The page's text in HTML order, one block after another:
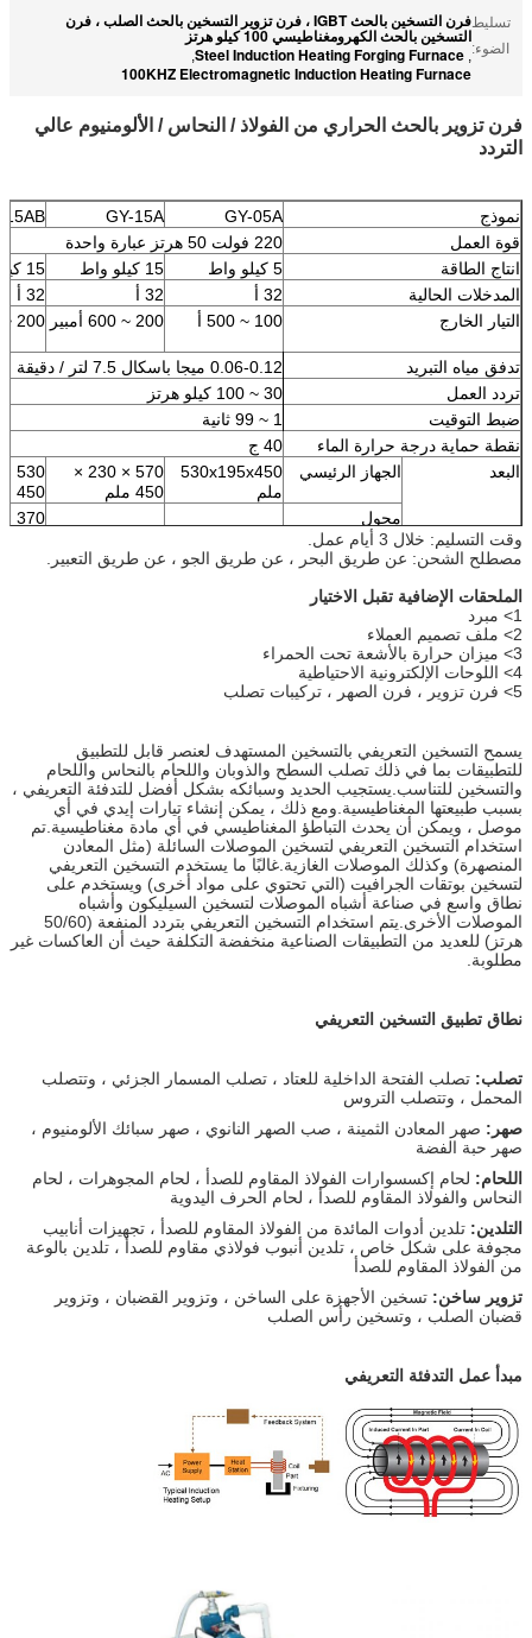
تسليط
الضوء:
فرن التسخين بالحث IGBT ، فرن تزوير التسخين بالحث الصلب ، فرن
التسخين بالحث الكهرومغناطيسي 100 كيلو هرتز
,
Steel Induction Heating Forging Furnace
,
100KHZ Electromagnetic Induction Heating Furnace
فرن تزوير بالحث الحراري من الفولاذ / النحاس / الألومنيوم عالي
التردد
نموذج GY-05A
GY-15A
15AB
قوة العمل
220 فولت 50 هرتز عبارة واحدة
انتاج الطاقة
5 كيلو واط 15 كيلو واط
15 كيلو واط
المدخلات الحالية
32 أ 32 أ
32 أ
التيار الخارج
100 ~ 500 أ 200 ~ 600 أمبير 200 ~ 600 أمبير
تدفق مياه التبريد
0.06-0.12 ميجا باسكال 7.5 لتر / دقيقة
تردد العمل
30 ~ 100 كيلو هرتز
ضبط التوقيت
1 ~ 99 ثانية
نقطة حماية درجة حرارة الماء
40 ج
البعد
الجهاز الرئيسي
530x195x450
ملم
570 × 230 ×
450 ملم
450 ملم
محول
وزن
الجهاز الرئيسي 21.5 كجم 27.5 كجم
محول
وقت التسليم: خلال 3 أيام عمل.
مصطلح الشحن: عن طريق البحر ، عن طريق الجو ، عن طريق التعبير.
الملحقات الإضافية تقبل الاختيار
1> مبرد
2> ملف تصميم العملاء
3> ميزان حرارة بالأشعة تحت الحمراء
4> اللوحات الإلكترونية الاحتياطية
5> فرن تزوير ، فرن الصهر ، تركيبات تصلب
يسمح التسخين التعريفي بالتسخين المستهدف لعنصر قابل للتطبيق
للتطبيقات بما في ذلك تصلب السطح والذوبان واللحام بالنحاس واللحام
والتسخين للتناسب.يستجيب الحديد وسبائكه بشكل أفضل للتدفئة التعريفي ،
بسبب طبيعتها المغناطيسية.ومع ذلك ، يمكن إنشاء تيارات إيدي في أي
موصل ، ويمكن أن يحدث التباطؤ المغناطيسي في أي مادة مغناطيسية.تم
استخدام التسخين التعريفي لتسخين الموصلات السائلة (مثل المعادن
المنصهرة) وكذلك الموصلات الغازية.غالبًا ما يستخدم التسخين التعريفي
لتسخين بوتقات الجرافيت (التي تحتوي على مواد أخرى) ويستخدم على
نطاق واسع في صناعة أشباه الموصلات لتسخين السيليكون وأشباه
الموصلات الأخرى.يتم استخدام التسخين التعريفي بتردد المنفعة (50/60
هرتز) للعديد من التطبيقات الصناعية منخفضة التكلفة حيث أن العاكسات غير
مطلوبة.
نطاق تطبيق التسخين التعريفي
تصلب: تصلب الفتحة الداخلية للعتاد ، تصلب المسمار الجزئي ، وتتصلب
المحمل ، وتتصلب التروس
صهر: صهر المعادن الثمينة ، صب الصهر النانوي ، صهر سبائك الألومنيوم ،
صهر حبة الفضة
اللحام: لحام إكسسوارات الفولاذ المقاوم للصدأ ، لحام المجوهرات ، لحام
النحاس والفولاذ المقاوم للصدأ ، لحام الحرف اليدوية
التلدين: تلدين أدوات المائدة من الفولاذ المقاوم للصدأ ، تجهيزات أنابيب
مجوفة على شكل خاص ، تلدين أنبوب فولاذي مقاوم للصدأ ، تلدين بالوعة
من الفولاذ المقاوم للصدأ
تزوير ساخن: تسخين الأجهزة على الساخن ، وتزوير القضبان ، وتزوير
قضبان الصلب ، وتسخين رأس الصلب
مبدأ عمل التدفئة التعريفي